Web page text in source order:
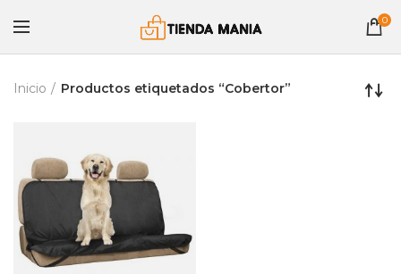
0
Inicio Productos etiquetados “Cobertor”